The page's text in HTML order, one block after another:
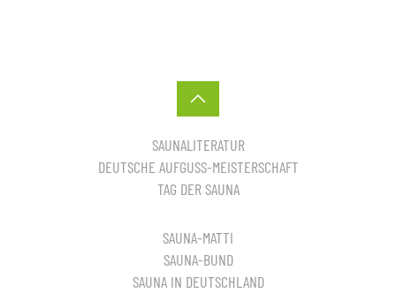
SAUNALITERATUR
DEUTSCHE AUFGUSS-MEISTERSCHAFT
TAG DER SAUNA
SAUNA-MATTI
SAUNA-BUND
SAUNA IN DEUTSCHLAND